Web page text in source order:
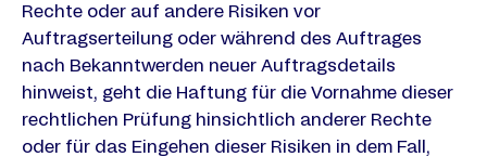
Rechte oder auf andere Risiken vor
Auftragserteilung oder während des Auftrages
nach Bekanntwerden neuer Auftragsdetails
hinweist, geht die Haftung für die Vornahme dieser
rechtlichen Prüfung hinsichtlich anderer Rechte
oder für das Eingehen dieser Risiken in dem Fall,